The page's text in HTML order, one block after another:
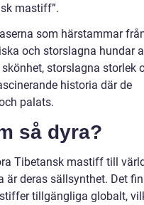
mastiff”.
som härstammar
och storslagna hundar
storslagna storlek
historia där de
palats.
så dyra?
Tibetansk mastiff till
är deras sällsynthet. Det
tillgängliga globalt,